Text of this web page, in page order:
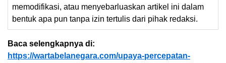
memodifikasi, atau menyebarluaskan artikel ini dalam
bentuk apa pun tanpa izin tertulis dari pihak redaksi.
Baca selengkapnya di:
https://wartabelanegara.com/upaya-percepatan-